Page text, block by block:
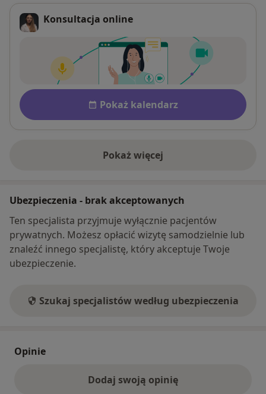
Konsultacja online
Dostępność
Pokaż kalendarz
Pokaż więcej
o adresie
Ubezpieczenia - brak akceptowanych
Ten specjalista przyjmuje wyłącznie pacjentów
prywatnych. Możesz opłacić wizytę samodzielnie lub
znaleźć innego specjalistę, który akceptuje Twoje
ubezpieczenie.
Szukaj specjalistów według ubezpieczenia
Opinie
Dodaj swoją opinię